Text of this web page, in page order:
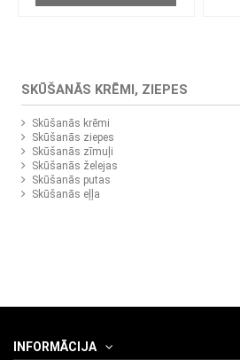
SKŪŠANĀS KRĒMI, ZIEPES
Skūšanās krēmi
Skūšanās ziepes
Skūšanās zīmuļi
Skūšanās želejas
Skūšanās putas
Skūšanās eļļa
INFORMĀCIJA